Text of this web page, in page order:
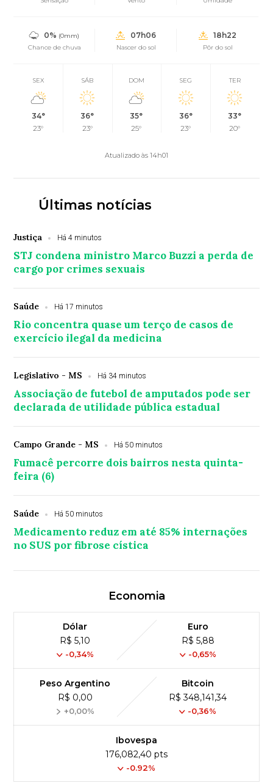
0% (0mm)
Chance de chuva
07h06
Nascer do sol
18h22
Pôr do sol
SEX
34°
23°
SÁB
36°
23°
DOM
35°
25°
SEG
36°
23°
TER
33°
20°
Atualizado às 14h01
Últimas notícias
Justiça Há 4 minutos
STJ condena ministro Marco Buzzi a perda de
cargo por crimes sexuais
Saúde Há 17 minutos
Rio concentra quase um terço de casos de
exercício ilegal da medicina
Legislativo - MS Há 34 minutos
Associação de futebol de amputados pode ser
declarada de utilidade pública estadual
Campo Grande - MS Há 50 minutos
Fumacê percorre dois bairros nesta quinta-
feira (6)
Saúde Há 50 minutos
Medicamento reduz em até 85% internações
no SUS por fibrose cística
Economia
Dólar
R$ 5,10
-0,34%
Euro
R$ 5,88
-0,65%
Peso Argentino
R$ 0,00
+0,00%
Bitcoin
R$ 348,141,34
-0,36%
Ibovespa
176,082,40 pts
-0.92%